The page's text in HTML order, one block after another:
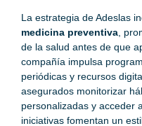
La estrategia de Adeslas
medicina preventiva ,
de la salud antes de que
compañía impulsa
periódicas y recursos
asegurados monitorizar
personalizadas y acceder
iniciativas fomentan un